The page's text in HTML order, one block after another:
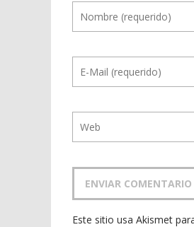
Este sitio usa Akismet